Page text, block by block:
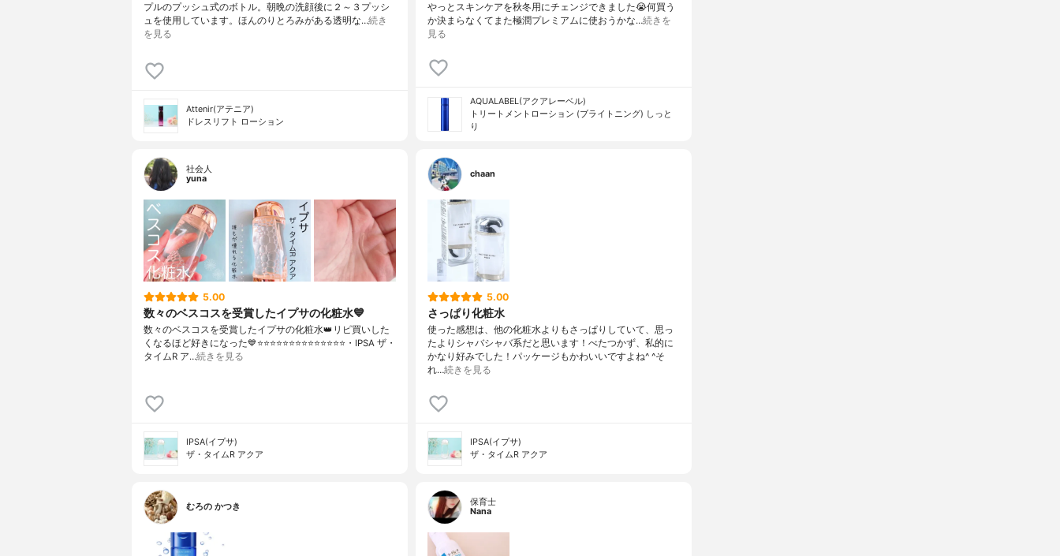
プルのプッシュ式のボトル。朝晩の洗顔後に２～３プッシ
ュを使用しています。ほんのりとろみがある透明な…続き
を見る
Attenir(アテニア)
ドレスリフト ローション
やっとスキンケアを秋冬用にチェンジできました😭何買う
か決まらなくてまた極潤プレミアムに使おうかな…続きを
見る
AQUALABEL(アクアレーベル)
トリートメントローション (ブライトニング) しっと
り
社会人
yuna
5.00
数々のベスコスを受賞したイプサの化粧水💙
数々のベスコスを受賞したイプサの化粧水👑リピ買いした
くなるほど好きになった💙⭐️⭐️⭐️⭐️⭐️⭐️⭐️⭐️⭐️⭐️⭐️⭐️⭐️⭐️・IPSA ザ・
タイムR ア…続きを見る
IPSA(イプサ)
ザ・タイムR アクア
chaan
5.00
さっぱり化粧水
使った感想は、他の化粧水よりもさっぱりしていて、思っ
たよりシャバシャバ系だと思います！べたつかず、私的に
かなり好みでした！パッケージもかわいいですよね^ ^そ
れ…続きを見る
IPSA(イプサ)
ザ・タイムR アクア
むろの かつき
保育士
Nana